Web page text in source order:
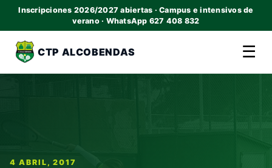
Inscripciones 2026/2027 abiertas · Campus e intensivos de
verano · WhatsApp 627 408 832
CTP ALCOBENDAS ☰
4 ABRIL, 2017